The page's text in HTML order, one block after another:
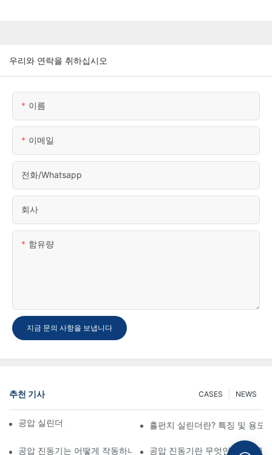
우리와 연락을 취하십시오
이름
이메일
전화/whatsapp
회사
함유량
지금 문의 사항을 보냅니다
추천 기사 NEWS
CASES
공압 실린더 개요 및 유형 홀펀치 실린더란? 특징 및 용도
공압 진동기는 어떻게 작동하나요? 공압 진동기란 무엇인가요? 공